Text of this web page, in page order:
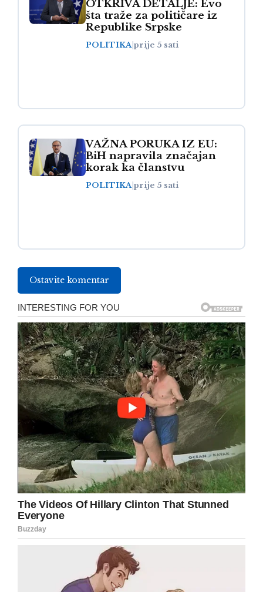
OTKRIVA DETALJE: Evo
šta traže za političare iz
Republike Srpske
POLITIKAprije 5 sati
VAŽNA PORUKA IZ EU:
BiH napravila značajan
korak ka članstvu
POLITIKAprije 5 sati
Ostavite komentar